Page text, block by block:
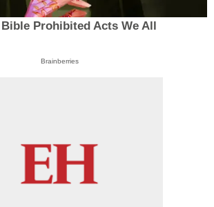
Prohibited Acts We All
Brainberries